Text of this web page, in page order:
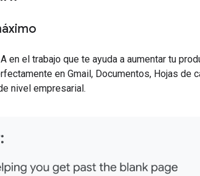
en el trabajo que te ayuda a aumentar tu
en Gmail, Documentos, Hojas de
nivel empresarial.